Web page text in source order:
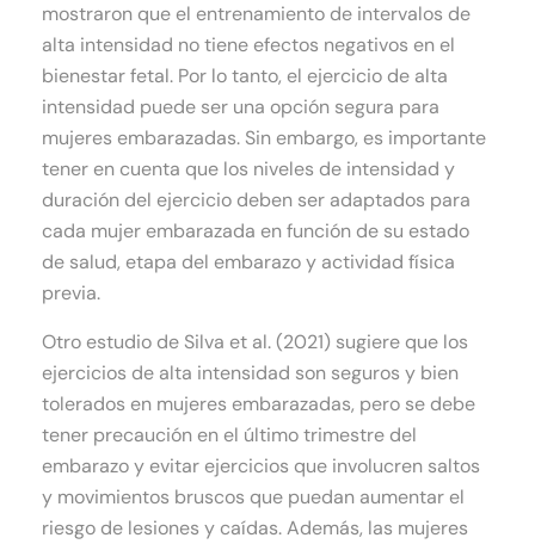
mostraron que el entrenamiento de intervalos de
alta intensidad no tiene efectos negativos en el
bienestar fetal. Por lo tanto, el ejercicio de alta
intensidad puede ser una opción segura para
mujeres embarazadas. Sin embargo, es importante
tener en cuenta que los niveles de intensidad y
duración del ejercicio deben ser adaptados para
cada mujer embarazada en función de su estado
de salud, etapa del embarazo y actividad física
previa.
Otro estudio de Silva et al. (2021) sugiere que los
ejercicios de alta intensidad son seguros y bien
tolerados en mujeres embarazadas, pero se debe
tener precaución en el último trimestre del
embarazo y evitar ejercicios que involucren saltos
y movimientos bruscos que puedan aumentar el
riesgo de lesiones y caídas. Además, las mujeres